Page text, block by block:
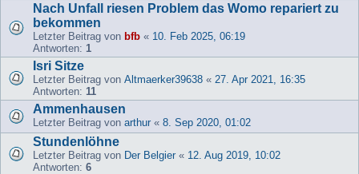
Nach Unfall riesen Problem das Womo repariert zu
bekommen
Letzter Beitrag von bfb « 10. Feb 2025, 06:19
Antworten: 1
Isri Sitze
Letzter Beitrag von Altmaerker39638 « 27. Apr 2021, 16:35
Antworten: 11
Ammenhausen
Letzter Beitrag von arthur « 8. Sep 2020, 01:02
Stundenlöhne
Letzter Beitrag von Der Belgier « 12. Aug 2019, 10:02
Antworten: 6